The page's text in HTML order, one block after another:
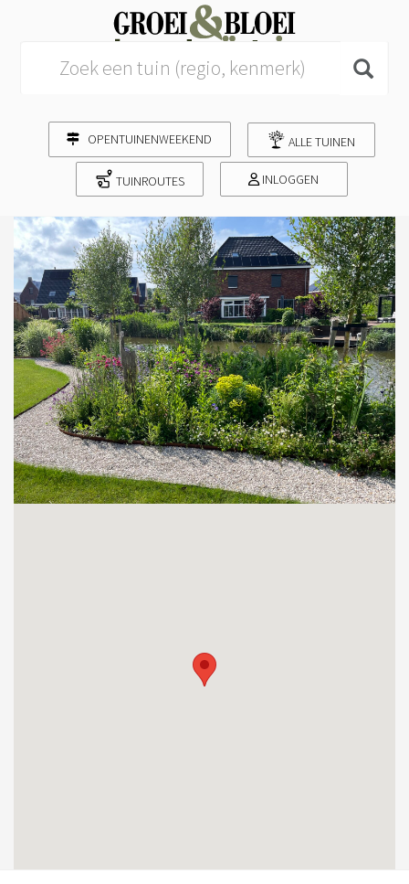
OPENTUINENWEEKEND ALLE TUINEN
TUINROUTES INLOGGEN